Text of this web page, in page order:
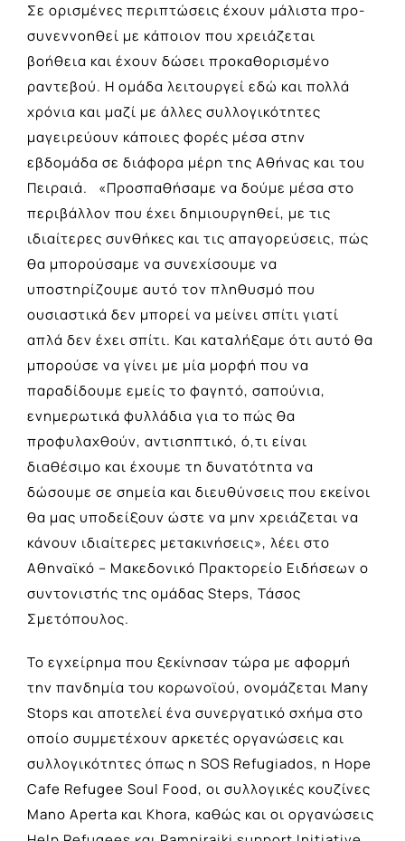
Σε ορισμένες περιπτώσεις έχουν μάλιστα προ-
συνεννοηθεί με κάποιον που χρειάζεται
βοήθεια και έχουν δώσει προκαθορισμένο
ραντεβού. Η ομάδα λειτουργεί εδώ και πολλά
χρόνια και μαζί με άλλες συλλογικότητες
μαγειρεύουν κάποιες φορές μέσα στην
εβδομάδα σε διάφορα μέρη της Αθήνας και του
Πειραιά. «Προσπαθήσαμε να δούμε μέσα στο
περιβάλλον που έχει δημιουργηθεί, με τις
ιδιαίτερες συνθήκες και τις απαγορεύσεις, πώς
θα μπορούσαμε να συνεχίσουμε να
υποστηρίζουμε αυτό τον πληθυσμό που
ουσιαστικά δεν μπορεί να μείνει σπίτι γιατί
απλά δεν έχει σπίτι. Και καταλήξαμε ότι αυτό θα
μπορούσε να γίνει με μία μορφή που να
παραδίδουμε εμείς το φαγητό, σαπούνια,
ενημερωτικά φυλλάδια για το πώς θα
προφυλαχθούν, αντισηπτικό, ό,τι είναι
διαθέσιμο και έχουμε τη δυνατότητα να
δώσουμε σε σημεία και διευθύνσεις που εκείνοι
θα μας υποδείξουν ώστε να μην χρειάζεται να
κάνουν ιδιαίτερες μετακινήσεις», λέει στο
Αθηναϊκό – Μακεδονικό Πρακτορείο Ειδήσεων ο
συντονιστής της ομάδας Steps, Τάσος
Σμετόπουλος.
Το εγχείρημα που ξεκίνησαν τώρα με αφορμή
την πανδημία του κορωνοϊού, ονομάζεται Many
Stops και αποτελεί ένα συνεργατικό σχήμα στο
οποίο συμμετέχουν αρκετές οργανώσεις και
συλλογικότητες όπως η SOS Refugiados, η Hope
Cafe Refugee Soul Food, οι συλλογικές κουζίνες
Mano Aperta και Khora, καθώς και οι οργανώσεις